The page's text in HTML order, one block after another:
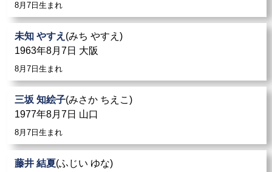
8月7日生まれ
未知 やすえ (みち やすえ)
1963年8月7日 大阪
8月7日生まれ
三坂 知絵子(みさか ちえこ)
1977年8月7日 山口
8月7日生まれ
藤井 結夏(ふじい ゆな)